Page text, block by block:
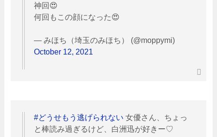
神回😍
何回もこの顔になった😍
— みほち（埼玉のみほち） (@moppymi)
October 12, 2021
#どうせもう逃げられない 女優さん、ちょっ
と棒読み過ぎるけど、白洲迅が好きー♡